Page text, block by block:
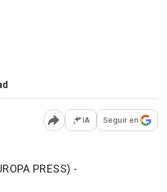
Abrir opciones para
IA Seguir en
PRESS) -